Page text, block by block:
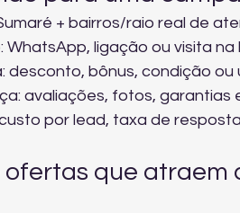
+ bairros/raio real de
WhatsApp, ligação ou visita na
desconto, bônus, condição ou
avaliações, fotos, garantias
por lead, taxa de
ofertas que atraem